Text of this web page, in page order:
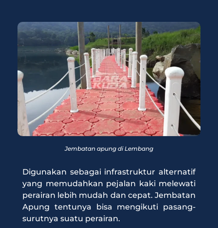
Jembatan apung di Lembang
Digunakan sebagai infrastruktur alternatif
yang memudahkan pejalan kaki melewati
perairan lebih mudah dan cepat. Jembatan
Apung tentunya bisa mengikuti pasang-
surutnya suatu perairan.